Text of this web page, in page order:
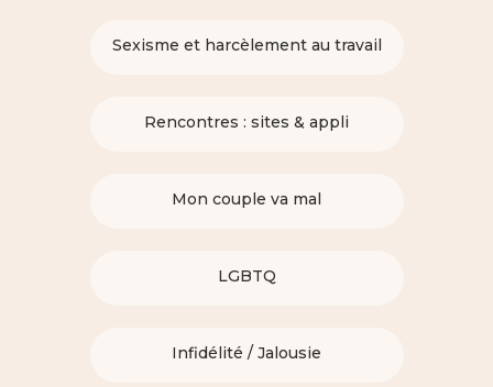
Sexisme et harcèlement au travail
Rencontres : sites & appli
Mon couple va mal
LGBTQ
Infidélité / Jalousie